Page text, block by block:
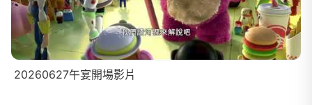
20260627午宴開場影片